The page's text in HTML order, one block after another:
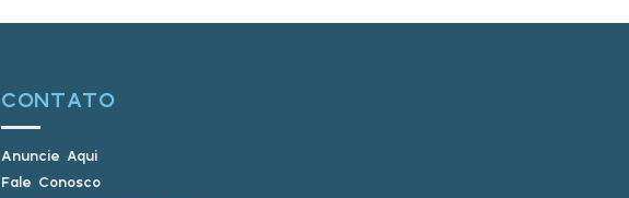
CONTATO
Anuncie Aqui
Fale Conosco